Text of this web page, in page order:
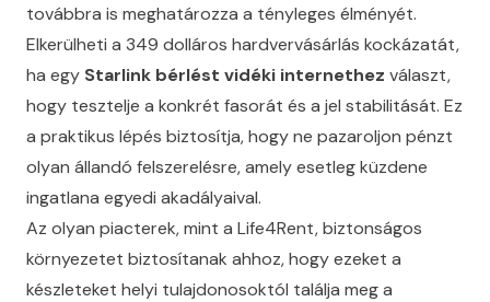
továbbra is meghatározza a tényleges élményét.
Elkerülheti a 349 dolláros hardvervásárlás kockázatát,
ha egy Starlink bérlést vidéki internethez választ,
hogy tesztelje a konkrét fasorát és a jel stabilitását. Ez
a praktikus lépés biztosítja, hogy ne pazaroljon pénzt
olyan állandó felszerelésre, amely esetleg küzdene
ingatlana egyedi akadályaival.
Az olyan piacterek, mint a Life4Rent, biztonságos
környezetet biztosítanak ahhoz, hogy ezeket a
készleteket helyi tulajdonosoktól találja meg a